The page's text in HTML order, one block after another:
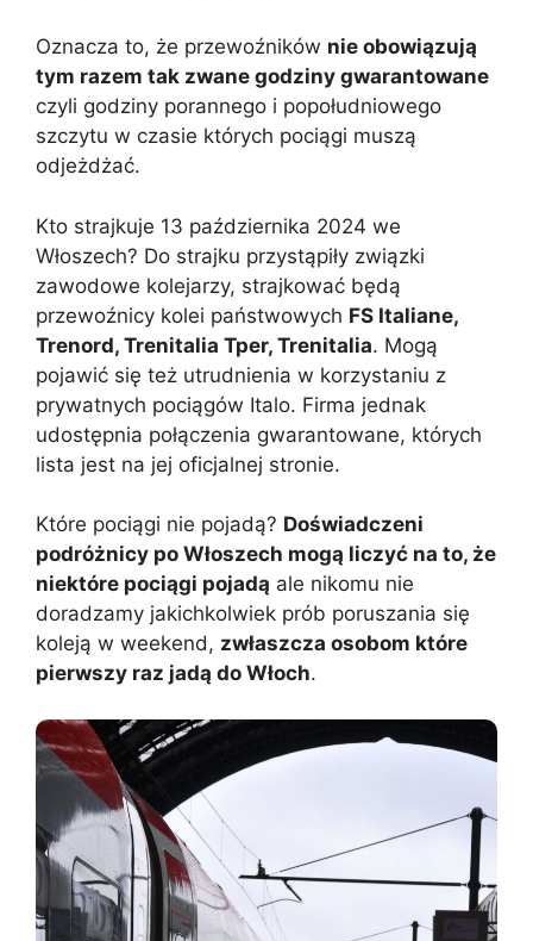
Oznacza to, że przewoźników nie obowiązują
tym razem tak zwane godziny gwarantowane
czyli godziny porannego i popołudniowego
szczytu w czasie których pociągi muszą
odjeżdżać.
Kto strajkuje 13 października 2024 we
Włoszech? Do strajku przystąpiły związki
zawodowe kolejarzy, strajkować będą
przewoźnicy kolei państwowych FS Italiane,
Trenord, Trenitalia Tper, Trenitalia. Mogą
pojawić się też utrudnienia w korzystaniu z
prywatnych pociągów Italo. Firma jednak
udostępnia połączenia gwarantowane, których
lista jest na jej oficjalnej stronie.
Które pociągi nie pojadą? Doświadczeni
podróżnicy po Włoszech mogą liczyć na to, że
niektóre pociągi pojadą ale nikomu nie
doradzamy jakichkolwiek prób poruszania się
koleją w weekend, zwłaszcza osobom które
pierwszy raz jadą do Włoch.